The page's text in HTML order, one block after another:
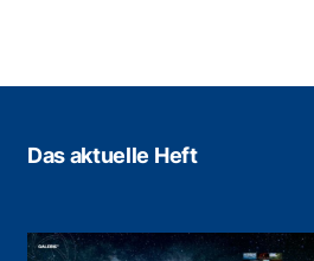
Das aktuelle Heft